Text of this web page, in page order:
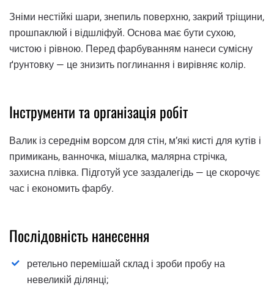
Зніми нестійкі шари, знепиль поверхню, закрий тріщини,
прошпаклюй і відшліфуй. Основа має бути сухою,
чистою і рівною. Перед фарбуванням нанеси сумісну
ґрунтовку — це знизить поглинання і вирівняє колір.
Інструменти та організація робіт
Валик із середнім ворсом для стін, м’які кисті для кутів і
примикань, ванночка, мішалка, малярна стрічка,
захисна плівка. Підготуй усе заздалегідь — це скорочує
час і економить фарбу.
Послідовність нанесення
ретельно перемішай склад і зроби пробу на
невеликій ділянці;